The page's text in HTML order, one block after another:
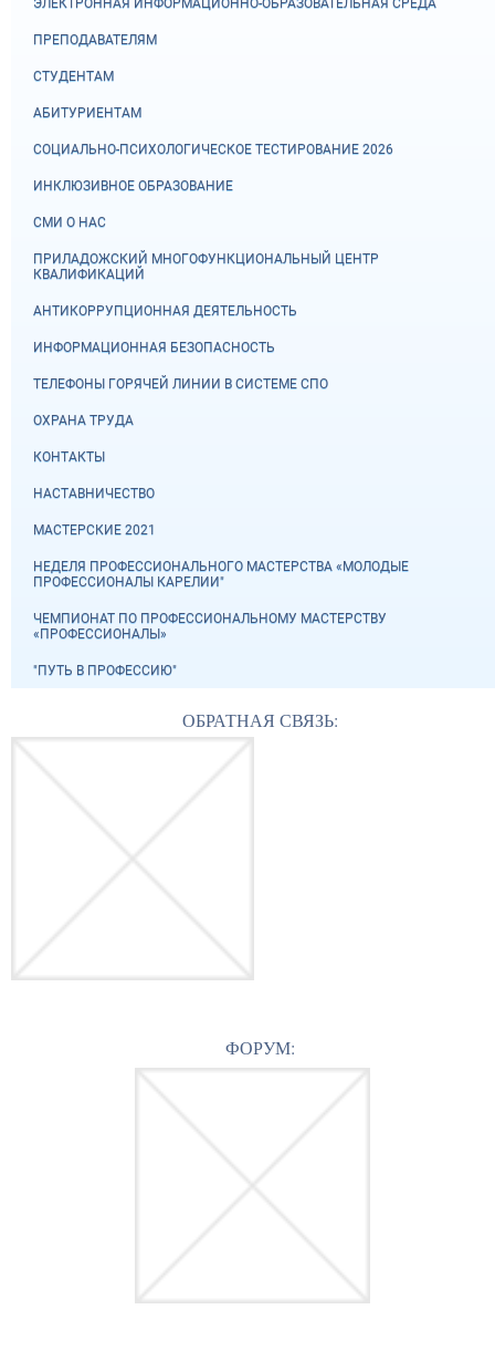
ЭЛЕКТРОННАЯ ИНФОРМАЦИОННО-ОБРАЗОВАТЕЛЬНАЯ СРЕДА
ПРЕПОДАВАТЕЛЯМ
СТУДЕНТАМ
АБИТУРИЕНТАМ
СОЦИАЛЬНО-ПСИХОЛОГИЧЕСКОЕ ТЕСТИРОВАНИЕ 2026
ИНКЛЮЗИВНОЕ ОБРАЗОВАНИЕ
СМИ О НАС
ПРИЛАДОЖСКИЙ МНОГОФУНКЦИОНАЛЬНЫЙ ЦЕНТР
КВАЛИФИКАЦИЙ
АНТИКОРРУПЦИОННАЯ ДЕЯТЕЛЬНОСТЬ
ИНФОРМАЦИОННАЯ БЕЗОПАСНОСТЬ
ТЕЛЕФОНЫ ГОРЯЧЕЙ ЛИНИИ В СИСТЕМЕ СПО
ОХРАНА ТРУДА
КОНТАКТЫ
НАСТАВНИЧЕСТВО
МАСТЕРСКИЕ 2021
НЕДЕЛЯ ПРОФЕССИОНАЛЬНОГО МАСТЕРСТВА «МОЛОДЫЕ
ПРОФЕССИОНАЛЫ КАРЕЛИИ"
ЧЕМПИОНАТ ПО ПРОФЕССИОНАЛЬНОМУ МАСТЕРСТВУ
«ПРОФЕССИОНАЛЫ»
"ПУТЬ В ПРОФЕССИЮ"
ОБРАТНАЯ СВЯЗЬ:
ФОРУМ: